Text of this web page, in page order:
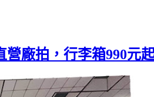
廠拍，行李箱990元